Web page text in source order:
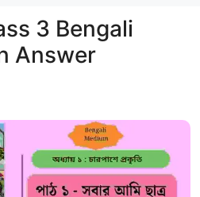
3 Bengali
Answer